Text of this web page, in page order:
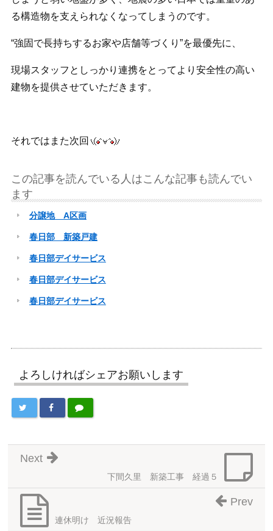
る構造物を支えられなくなってしまうのです。
“強固で長持ちするお家や店舗等づくり”を最優先に、
現場スタッフとしっかり連携をとってより安全性の高い
建物を提供させていただきます。
それではまた次回
この記事を読んでいる人はこんな記事も読んでい
ます
分譲地 A区画
春日部 新築戸建
春日部デイサービス
春日部デイサービス
春日部デイサービス
よろしければシェアお願いします
下間久里 新築工事 経過５
Next
連休明け 近況報告
Prev